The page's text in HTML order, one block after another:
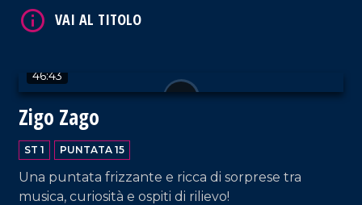
46:43
Zigo Zago
ST 1 PUNTATA 15
Una puntata frizzante e ricca di sorprese tra
musica, curiosità e ospiti di rilievo!
VAI AL TITOLO